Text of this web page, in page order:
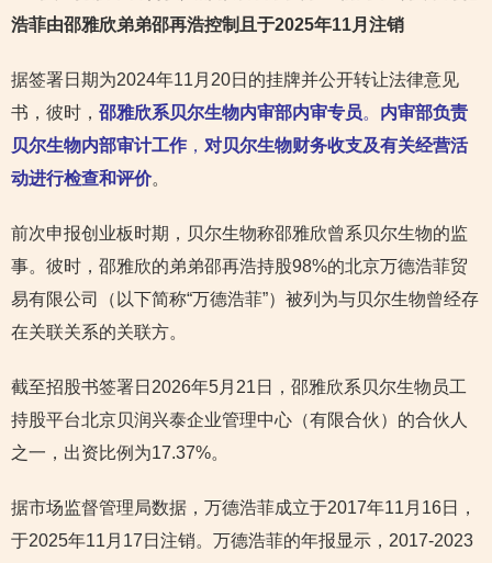
浩菲由邵雅欣弟弟邵再浩控制且于2025年11月注销
据签署日期为2024年11月20日的挂牌并公开转让法律意见
书，彼时， 邵雅欣系贝尔生物内审部内审专员。 内审部负责
贝尔生物内部审计工作 ， 对贝尔生物财务收支及有关经营活
动进行检查和评价。
前次申报创业板时期，贝尔生物称邵雅欣曾系贝尔生物的监
事。彼时，邵雅欣的弟弟邵再浩持股98%的北京万德浩菲贸
易有限公司（以下简称“万德浩菲”）被列为与贝尔生物曾经存
在关联关系的关联方。
截至招股书签署日2026年5月21日，邵雅欣系贝尔生物员工
持股平台北京贝润兴泰企业管理中心（有限合伙）的合伙人
之一，出资比例为17.37%。
据市场监督管理局数据，万德浩菲成立于2017年11月16日，
于2025年11月17日注销。万德浩菲的年报显示，2017-2023